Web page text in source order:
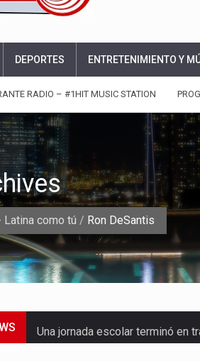
DEPORTES ENTRETENIMIENTO Y
RADIO – #1HIT MUSIC STATION
Latina como tú / Ron DeSantis
Una jornada escolar terminó en